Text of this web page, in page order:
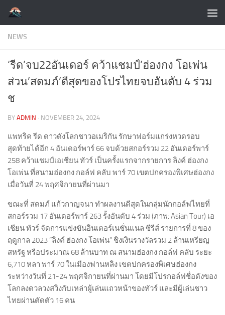
Skip to content
NEWS
‘รีด’จบ22อันเดอร์ คว้าแชมป์’ฮ่องกง โอเพ่น
ส่วน’สดมภ์’ดีสุดของโปรไทยจบอันดับ 4 ร่วม
ช
BY ADMIN · NOVEMBER 24, 2024
แพทริค รีด ดาวดังโลกชาวอเมริกัน รักษาฟอร์มแกร่งหวดรอบ
สุดท้ายได้อีก 4 อันเดอร์พาร์ 66 จบด้วยสกอร์รวม 22 อันเดอร์พาร์
258 คว้าแชมป์เอเชียน ทัวร์ เป็นครั้งแรกจากรายการ ลิงค์ ฮ่องกง
โอเพ่น ที่สนามฮ่องกง กอล์ฟ คลับ พาร์ 70 เขตปกครองพิเศษฮ่องกง
เมื่อวันที่ 24 พฤศจิกายนที่ผ่านมา
ขณะที่ สดมภ์ แก้วกาญจนา ทำผลงานดีสุดในกลุ่มนักกอล์ฟไทยที่
สกอร์รวม 17 อันเดอร์พาร์ 263 รั้งอันดับ 4 ร่วม (ภาพ: Asian Tour) เอ
เชียน ทัวร์ จัดการแข่งขันอินเตอร์เนชั่นแนล ซีรีส์ รายการที่ 8 ของ
ฤดูกาล 2023 “ลิงค์ ฮ่องกง โอเพ่น” ชิงเงินรางวัลรวม 2 ล้านเหรียญ
สหรัฐ หรือประมาณ 68 ล้านบาท ณ สนามฮ่องกง กอล์ฟ คลับ ระยะ
6,710 หลา พาร์ 70 ในเมืองฟานหลิง เขตปกครองพิเศษฮ่องกง
ระหว่างวันที่ 21-24 พฤศจิกายนที่ผ่านมา โดยมีโปรกอล์ฟชื่อดังของ
โลกลงดวลวงสวิงกับเหล่าผู้เล่นแถวหน้าของทัวร์ และมีผู้เล่นชาว
ไทยผ่านตัดตัว 16 คน